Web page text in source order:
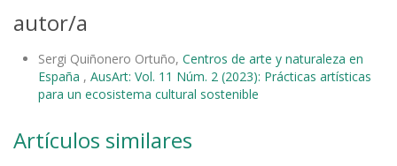
autor/a
Sergi Quiñonero Ortuño, Centros de arte y naturaleza en
España , AusArt: Vol. 11 Núm. 2 (2023): Prácticas artísticas
para un ecosistema cultural sostenible
Artículos similares